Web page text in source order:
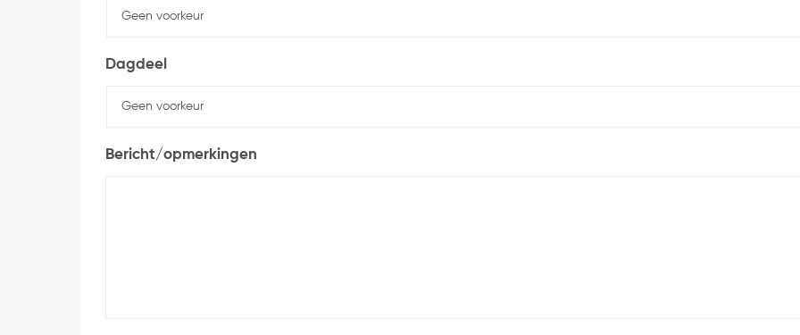
Dagdeel
Bericht/opmerkingen